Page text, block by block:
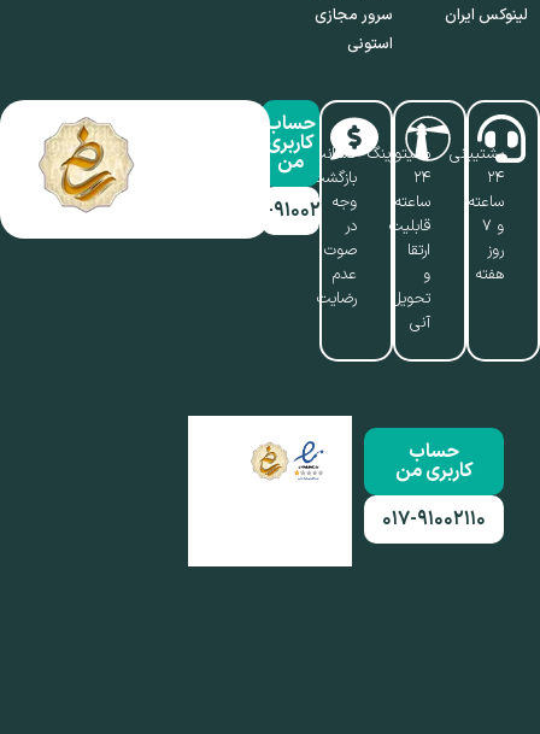
لینوکس ایران
سرور مجازی
استونی
پشتیبانی
۲۴
ساعته
و ۷
روز
هفته
مانیتورینگ
۲۴
ساعته،
قابلیت
ارتقا
تحویل
آنی
ضمانت
بازگشت
وجه
در
صوت
عدم
رضایت
حساب
کاربری
من
۰۱۷-۹۱۰۰۲۱۱۰
حساب
کاربری من
۰۱۷-۹۱۰۰۲۱۱۰